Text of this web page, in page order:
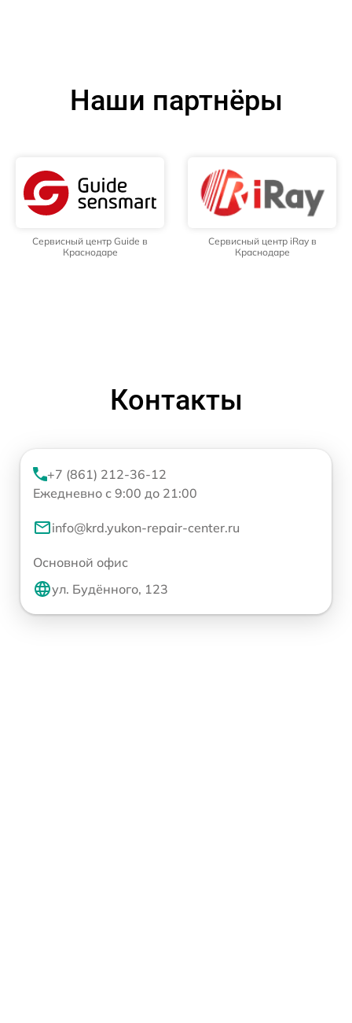
Наши партнёры
Сервисный центр Guide в
Краснодаре
Сервисный центр iRay в
Краснодаре
Контакты
+7 (861) 212-36-12
Ежедневно с 9:00 до 21:00
info@krd.yukon-repair-center.ru
Основной офис
ул. Будённого, 123